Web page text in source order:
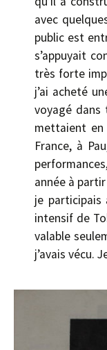
avec
public est
s’appuyait
très forte
j’ai acheté
voyagé dans
mettaient en
France, à
année à
je participais
intensif de
valable
j’avais vécu.